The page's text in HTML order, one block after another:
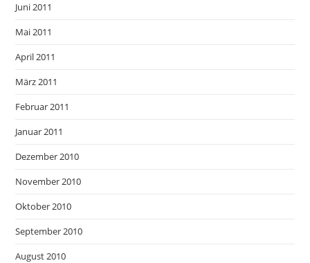
Juni 2011
Mai 2011
April 2011
März 2011
Februar 2011
Januar 2011
Dezember 2010
November 2010
Oktober 2010
September 2010
August 2010